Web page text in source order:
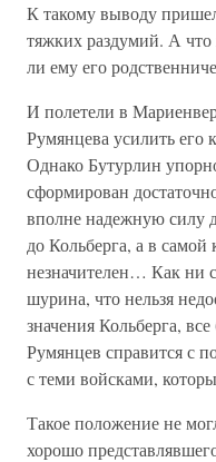
К такому выводу
тяжких раздумий. А что
ли ему его
И полетели в
Румянцева усилить
Однако Бутурлин
сформирован
вполне надежную силу
до Кольберга, а в самой
незначителен… Как ни
шурина, что нельзя
значения Кольберга,
Румянцев справится с
с теми войсками,
Такое положение не
хорошо